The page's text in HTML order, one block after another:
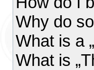
Why do
What is a
What is